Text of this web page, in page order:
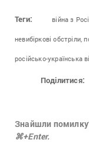
Теги: війна з
невибіркові обстріли,
російсько-українська
Поділитися:
Знайшли помилку?
⌘+Enter.